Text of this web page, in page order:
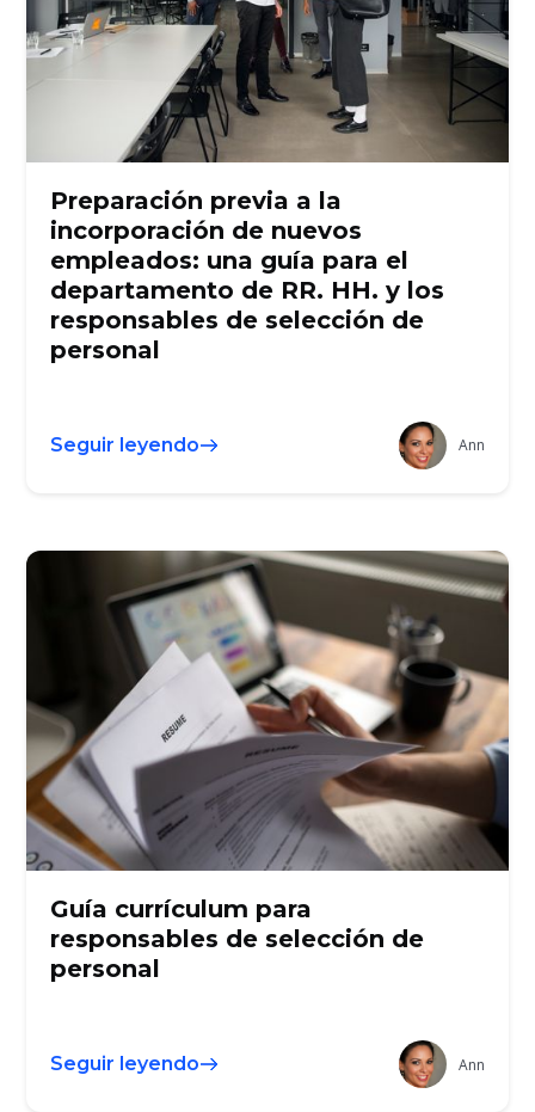
Preparación previa a la
incorporación de nuevos
empleados: una guía para el
departamento de RR. HH. y los
responsables de selección de
personal
Seguir leyendo Ann
Guía currículum para
responsables de selección de
personal
Seguir leyendo Ann